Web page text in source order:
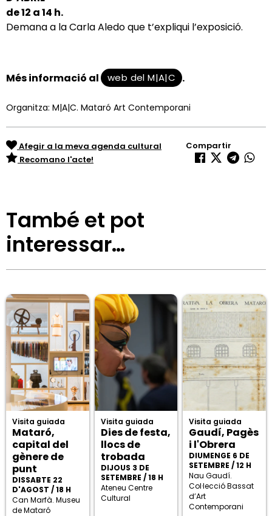
de12 a 14 h.
Demana a la Carla Aledo que t’expliqui l’exposició.
Més informació al web del M|A|C .
Organitza: M|A|C. Mataró Art Contemporani
Afegir a la meva agenda cultural
Recomano l'acte!
Compartir
També et pot
interessar…
Visita guiada
Mataró,
capital del
gènere de
punt
DISSABTE 22
D'AGOST / 18 H
Can Marfà. Museu
de Mataró
Visita guiada
Dies de festa,
llocs de
trobada
DIJOUS 3 DE
SETEMBRE / 18 H
Ateneu Centre
Cultural
Visita guiada
Gaudí, Pagès
i l'Obrera
DIUMENGE 6 DE
SETEMBRE / 12 H
Nau Gaudí.
Col·lecció Bassat
d’Art
Contemporani